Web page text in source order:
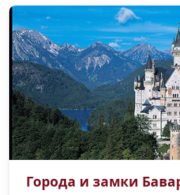
Города и замки